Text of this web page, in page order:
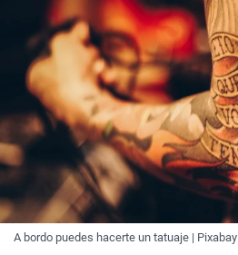
A bordo puedes hacerte un tatuaje | Pixabay